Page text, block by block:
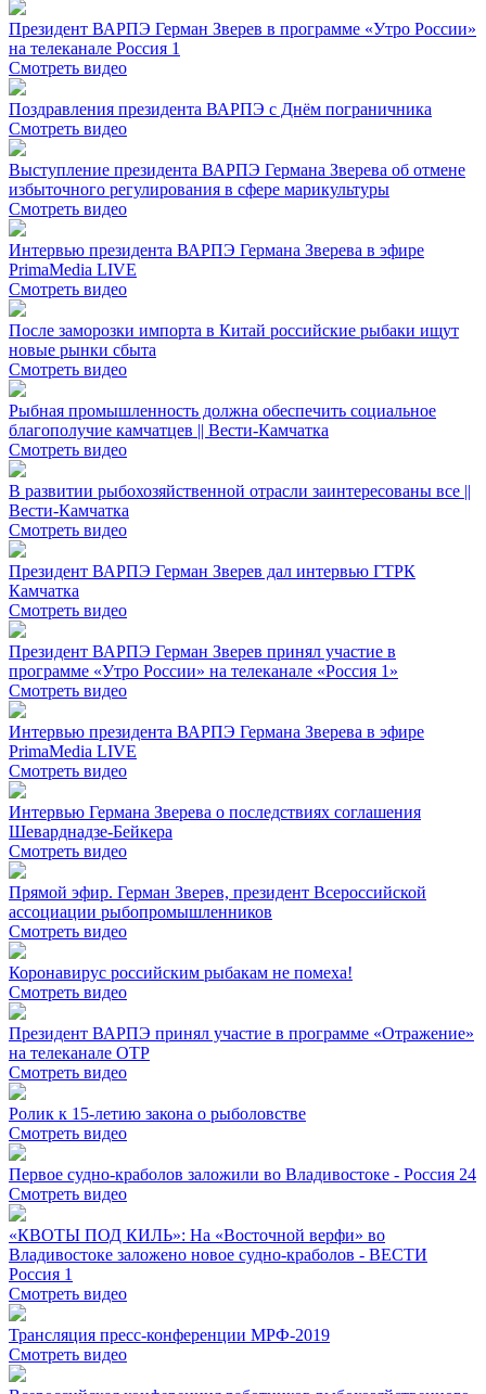
Президент ВАРПЭ Герман Зверев в программе «Утро России»
на телеканале Россия 1
Смотреть видео
Поздравления президента ВАРПЭ с Днём пограничника
Смотреть видео
Выступление президента ВАРПЭ Германа Зверева об отмене
избыточного регулирования в сфере марикультуры
Смотреть видео
Интервью президента ВАРПЭ Германа Зверева в эфире
PrimaMedia LIVE
Смотреть видео
После заморозки импорта в Китай российские рыбаки ищут
новые рынки сбыта
Смотреть видео
Рыбная промышленность должна обеспечить социальное
благополучие камчатцев || Вести-Камчатка
Смотреть видео
В развитии рыбохозяйственной отрасли заинтересованы все ||
Вести-Камчатка
Смотреть видео
Президент ВАРПЭ Герман Зверев дал интервью ГТРК
Камчатка
Смотреть видео
Президент ВАРПЭ Герман Зверев принял участие в
программе «Утро России» на телеканале «Россия 1»
Смотреть видео
Интервью президента ВАРПЭ Германа Зверева в эфире
PrimaMedia LIVE
Смотреть видео
Интервью Германа Зверева о последствиях соглашения
Шеварднадзе-Бейкера
Смотреть видео
Прямой эфир. Герман Зверев, президент Всероссийской
ассоциации рыбопромышленников
Смотреть видео
Коронавирус российским рыбакам не помеха!
Смотреть видео
Президент ВАРПЭ принял участие в программе «Отражение»
на телеканале ОТР
Смотреть видео
Ролик к 15-летию закона о рыболовстве
Смотреть видео
Первое судно-краболов заложили во Владивостоке - Россия 24
Смотреть видео
«КВОТЫ ПОД КИЛЬ»: На «Восточной верфи» во
Владивостоке заложено новое судно-краболов - ВЕСТИ
Россия 1
Смотреть видео
Трансляция пресс-конференции МРФ-2019
Смотреть видео